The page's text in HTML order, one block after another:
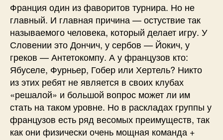
Франция один из фаворитов турнира. Но не
главный. И главная причина — остуствие так
называемого человека, который делает игру. У
Словении это Дончич, у сербов — Йокич, у
греков — Антетокомпу. А у французов кто:
Ябуселе, Фурньер, Гобер или Хертель? Никто
из этих ребят не является в своих клубах
«решалой» и большой вопрос может ли им
стать на таком уровне. Но в раскладах группы у
французов есть ряд весомых преимуществ, так
как они физически очень мощная команда +